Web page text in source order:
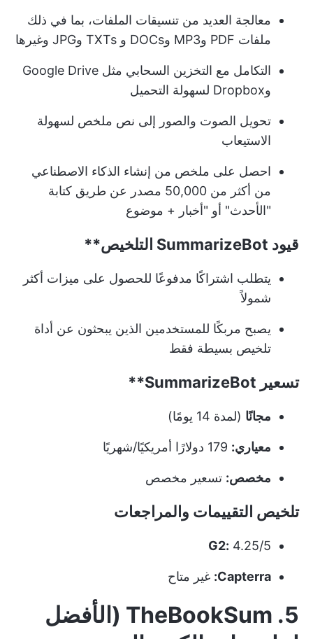
معالجة العديد من تنسيقات الملفات، بما في ذلك
ملفات PDF وMP3 وDOCs و TXTs وJPG وغيرها
التكامل مع التخزين السحابي مثل Google Drive
وDropbox لسهولة التحميل
تحويل الصوت والصور إلى نص ملخص لسهولة
الاستيعاب
احصل على ملخص من إنشاء الذكاء الاصطناعي
من أكثر من 50,000 مصدر عن طريق كتابة
"الأحدث" أو "أخبار + موضوع
قيود SummarizeBot التلخيص**
يتطلب اشتراكًا مدفوعًا للحصول على ميزات أكثر
شمولاً
يصبح مربكًا للمستخدمين الذين يبحثون عن أداة
تلخيص بسيطة فقط
تسعير SummarizeBot**
مجانًا (لمدة 14 يومًا)
معياري:
مخصص: تسعير مخصص
تلخيص التقييمات والمراجعات
G2: 4.25/5
Capterra: غير متاح
5. TheBookSum (الأفضل